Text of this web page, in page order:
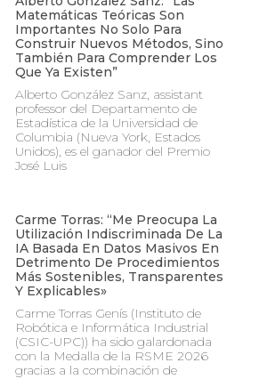
Matemáticas Teóricas Son
Importantes No Solo Para
Construir Nuevos Métodos, Sino
También Para Comprender Los
Que Ya Existen”
Alberto González Sanz, assistant
professor del Departamento de
Estadística de la Universidad de
Columbia (Nueva York, Estados
Unidos), es el ganador del Premio
José Luis
Carme Torras: “Me Preocupa La
Utilización Indiscriminada De La
IA Basada En Datos Masivos En
Detrimento De Procedimientos
Más Sostenibles, Transparentes
Y Explicables»
Carme Torras Genís (Instituto de
Robótica e Informática Industrial
(CSIC-UPC)) ha sido galardonada
con la Medalla de la RSME 2026
gracias a la combinación de